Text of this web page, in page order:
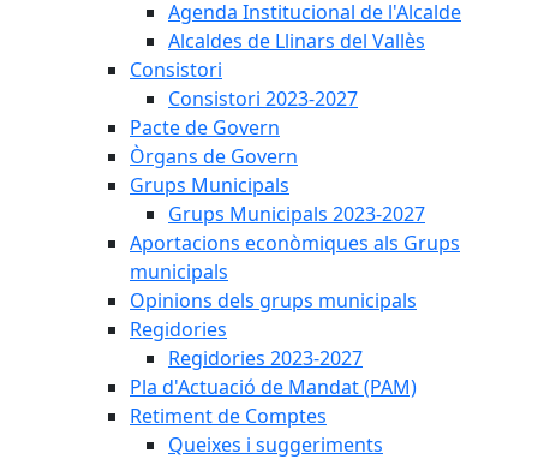
Agenda Institucional de l'Alcalde
Alcaldes de Llinars del Vallès
Consistori
Consistori 2023-2027
Pacte de Govern
Òrgans de Govern
Grups Municipals
Grups Municipals 2023-2027
Aportacions econòmiques als Grups
municipals
Opinions dels grups municipals
Regidories
Regidories 2023-2027
Pla d'Actuació de Mandat (PAM)
Retiment de Comptes
Queixes i suggeriments